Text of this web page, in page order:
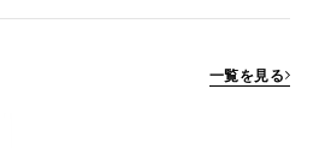
一覧を見る